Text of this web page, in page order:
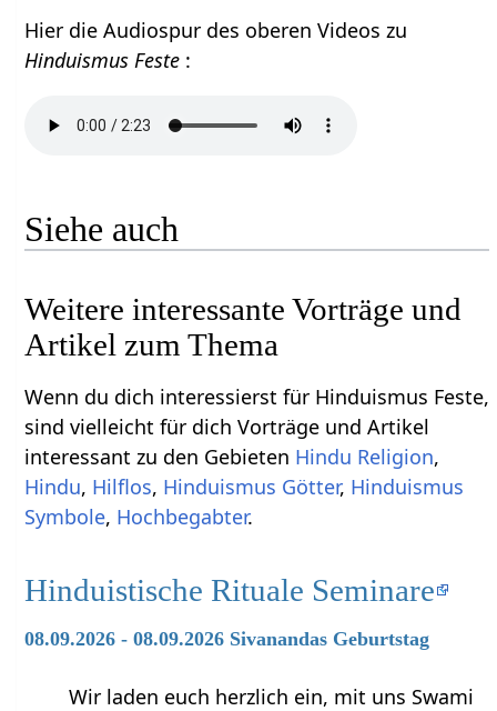
Hier die Audiospur des oberen Videos zu
Hinduismus Feste :
Siehe auch
Weitere interessante Vorträge und
Artikel zum Thema
Wenn du dich interessierst für Hinduismus Feste,
sind vielleicht für dich Vorträge und Artikel
interessant zu den Gebieten Hindu Religion,
Hindu, Hilflos, Hinduismus Götter, Hinduismus
Symbole, Hochbegabter.
Hinduistische Rituale Seminare
08.09.2026 - 08.09.2026 Sivanandas Geburtstag
Wir laden euch herzlich ein, mit uns Swami